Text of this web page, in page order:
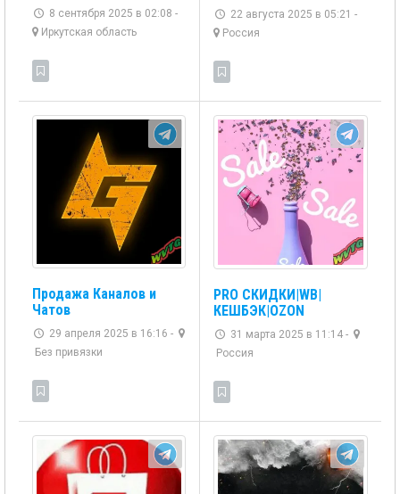
8 сентября 2025 в 02:08 -
Иркутская область
22 августа 2025 в 05:21 -
Россия
Продажа Каналов и
Чатов
29 апреля 2025 в 16:16 -
Без привязки
PRO СКИДКИ|WB|
КЕШБЭК|OZON
31 марта 2025 в 11:14 -
Россия